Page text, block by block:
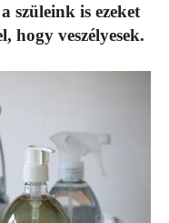
szüleink is ezeket
hogy veszélyesek.